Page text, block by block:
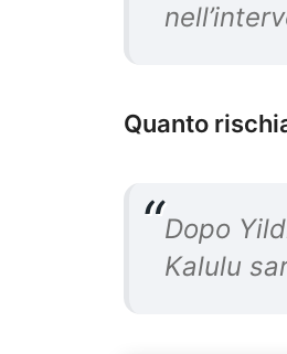
Quanto
Dopo
Kalulu